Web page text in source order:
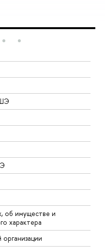
об имуществе и
характера